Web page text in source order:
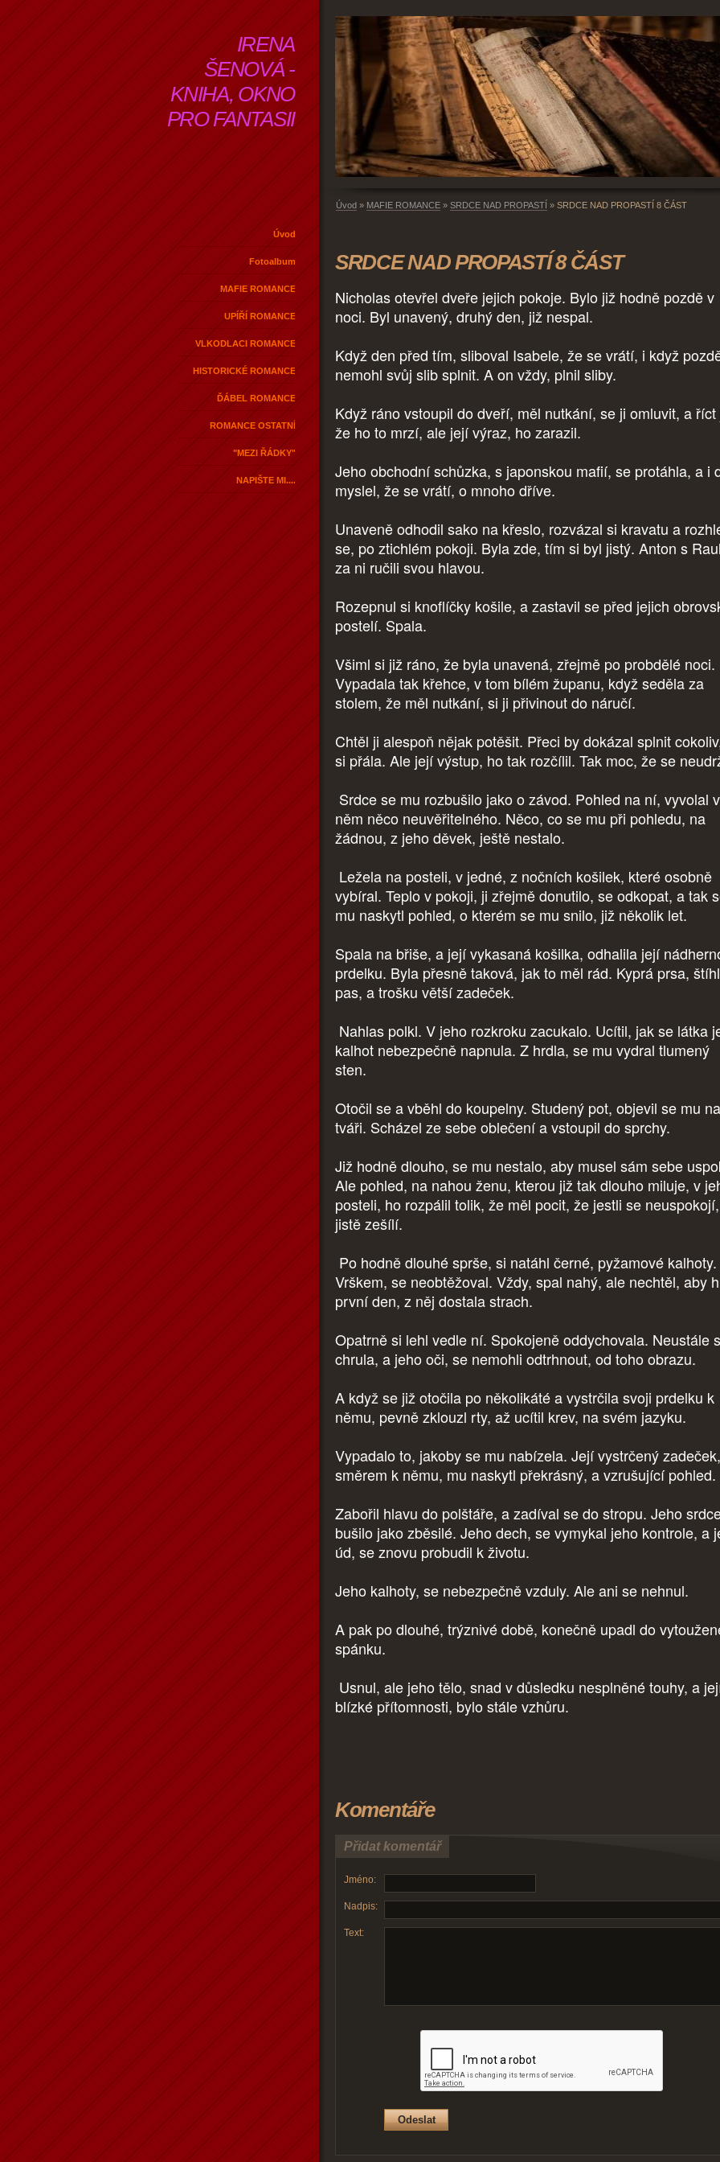
IRENA
ŠENOVÁ -
KNIHA, OKNO
PRO FANTASII
Úvod
Fotoalbum
MAFIE ROMANCE
UPÍŘÍ ROMANCE
VLKODLACI ROMANCE
HISTORICKÉ ROMANCE
ĎÁBEL ROMANCE
ROMANCE OSTATNÍ
"MEZI ŘÁDKY"
NAPIŠTE MI....
Úvod » MAFIE ROMANCE » SRDCE NAD PROPASTÍ » SRDCE NAD PROPASTÍ 8 ČÁST
SRDCE NAD PROPASTÍ 8 ČÁST
Nicholas otevřel dveře jejich pokoje. Bylo již hodně pozdě v
noci. Byl unavený, druhý den, již nespal.
Když den před tím, sliboval Isabele, že se vrátí, i když
nemohl svůj slib splnit. A on vždy, plnil sliby.
Když ráno vstoupil do dveří, měl nutkání, se ji omluvit, a říct
že ho to mrzí, ale její výraz, ho zarazil.
Jeho obchodní schůzka, s japonskou mafií, se protáhla, a i
myslel, že se vrátí, o mnoho dříve.
Unaveně odhodil sako na křeslo, rozvázal si kravatu a
se, po ztichlém pokoji. Byla zde, tím si byl jistý. Anton s
za ni ručili svou hlavou.
Rozepnul si knoflíčky košile, a zastavil se před jejich
postelí. Spala.
Všiml si již ráno, že byla unavená, zřejmě po probdělé noci.
Vypadala tak křehce, v tom bílém županu, když seděla za
stolem, že měl nutkání, si ji přivinout do náručí.
Chtěl ji alespoň nějak potěšit. Přeci by dokázal splnit
si přála. Ale její výstup, ho tak rozčílil. Tak moc, že se
Srdce se mu rozbušilo jako o závod. Pohled na ní, vyvolal v
něm něco neuvěřitelného. Něco, co se mu při pohledu, na
žádnou, z jeho děvek, ještě nestalo.
Ležela na posteli, v jedné, z nočních košilek, které osobně
vybíral. Teplo v pokoji, ji zřejmě donutilo, se odkopat, a tak
mu naskytl pohled, o kterém se mu snilo, již několik let.
Spala na břiše, a její vykasaná košilka, odhalila její
prdelku. Byla přesně taková, jak to měl rád. Kyprá prsa,
pas, a trošku větší zadeček.
Nahlas polkl. V jeho rozkroku zacukalo. Ucítil, jak se látka
kalhot nebezpečně napnula. Z hrdla, se mu vydral tlumený
sten.
Otočil se a vběhl do koupelny. Studený pot, objevil se mu na
tváři. Scházel ze sebe oblečení a vstoupil do sprchy.
Již hodně dlouho, se mu nestalo, aby musel sám sebe
Ale pohled, na nahou ženu, kterou již tak dlouho miluje, v
posteli, ho rozpálil tolik, že měl pocit, že jestli se neuspokojí,
jistě zešílí.
Po hodně dlouhé sprše, si natáhl černé, pyžamové kalhoty.
Vrškem, se neobtěžoval. Vždy, spal nahý, ale nechtěl, aby
první den, z něj dostala strach.
Opatrně si lehl vedle ní. Spokojeně oddychovala. Neustále
chrula, a jeho oči, se nemohli odtrhnout, od toho obrazu.
A když se již otočila po několikáté a vystrčila svoji prdelku k
němu, pevně zklouzl rty, až ucítil krev, na svém jazyku.
Vypadalo to, jakoby se mu nabízela. Její vystrčený zadeček,
směrem k němu, mu naskytl překrásný, a vzrušující pohled.
Zabořil hlavu do polštáře, a zadíval se do stropu. Jeho
bušilo jako zběsilé. Jeho dech, se vymykal jeho kontrole, a
úd, se znovu probudil k životu.
Jeho kalhoty, se nebezpečně vzduly. Ale ani se nehnul.
A pak po dlouhé, trýznivé době, konečně upadl do
spánku.
Usnul, ale jeho tělo, snad v důsledku nesplněné touhy, a
blízké přítomnosti, bylo stále vzhůru.
Komentáře
Přidat komentář
Jméno:
Nadpis:
Text: